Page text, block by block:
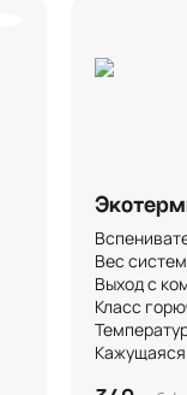
Вес
Выход с
Класс
Кажущаяся